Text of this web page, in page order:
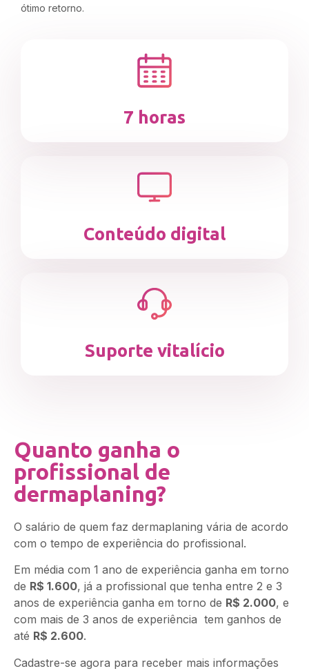
ótimo retorno.
7 horas
Conteúdo digital
Suporte vitalício
Quanto ganha o
profissional de
dermaplaning?
O salário de quem faz dermaplaning vária de acordo
com o tempo de experiência do profissional.
Em média com 1 ano de experiência ganha em torno
de R$ 1.600, já a profissional que tenha entre 2 e 3
anos de experiência ganha em torno de R$ 2.000, e
com mais de 3 anos de experiência tem ganhos de
até R$ 2.600.
Cadastre-se agora para receber mais informações